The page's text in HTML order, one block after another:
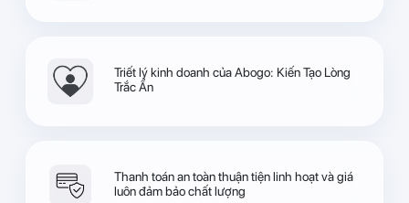
Triết lý kinh doanh của Abogo: Kiến Tạo Lòng
Trắc Ẩn
Thanh toán an toàn thuận tiện linh hoạt và giá
luôn đảm bảo chất lượng